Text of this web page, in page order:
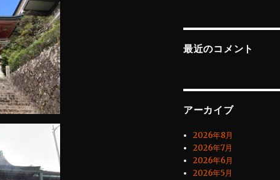
最近のコメント
アーカイブ
2026年8月
2026年7月
2026年6月
2026年5月